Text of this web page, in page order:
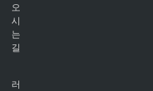
오
시
는
길
러